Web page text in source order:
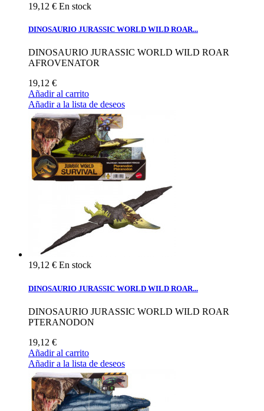
19,12 € En stock
DINOSAURIO JURASSIC WORLD WILD ROAR...
DINOSAURIO JURASSIC WORLD WILD ROAR
AFROVENATOR
19,12 €
Añadir al carrito
Añadir a la lista de deseos
19,12 € En stock
DINOSAURIO JURASSIC WORLD WILD ROAR...
DINOSAURIO JURASSIC WORLD WILD ROAR
PTERANODON
19,12 €
Añadir al carrito
Añadir a la lista de deseos